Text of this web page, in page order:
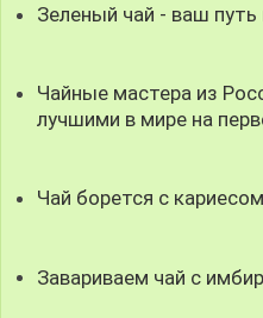
Зеленый чай - ваш путь
Чайные мастера из
лучшими в мире на
Чай борется с
Завариваем чай с